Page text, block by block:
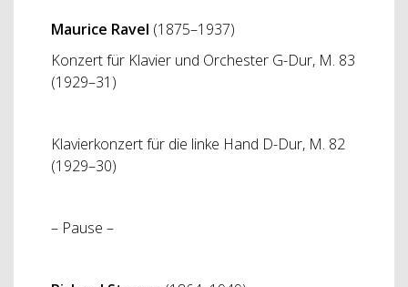
Maurice Ravel (1875–1937)
Konzert für Klavier und Orchester G-Dur, M. 83
(1929–31)
Klavierkonzert für die linke Hand D-Dur, M. 82
(1929–30)
– Pause –